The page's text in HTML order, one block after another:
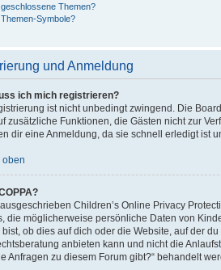
Themen?
Symbole?
und Anmeldung
ich mich registrieren?
ist nicht unbedingt zwingend. Die
zusätzliche Funktionen, die Gästen nicht zur
dir eine Anmeldung, da sie schnell erledigt ist
oben
Children’s Online Privacy
die möglicherweise persönliche Daten von
ob dies auf dich oder die Website, auf der
anbieten kann und nicht die
Anfragen zu diesem Forum gibt?“ behandelt